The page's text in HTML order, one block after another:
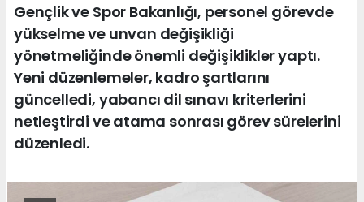
Gençlik ve Spor Bakanlığı, personel görevde
yükselme ve unvan değişikliği
yönetmeliğinde önemli değişiklikler yaptı.
Yeni düzenlemeler, kadro şartlarını
güncelledi, yabancı dil sınavı kriterlerini
netleştirdi ve atama sonrası görev sürelerini
düzenledi.